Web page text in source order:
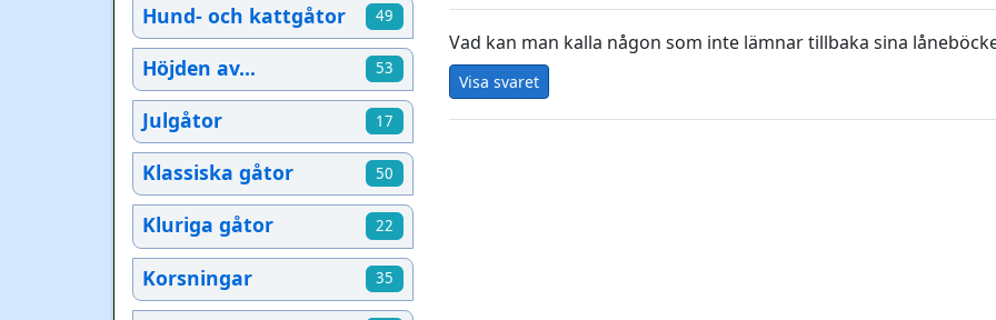
Hund- och kattgåtor 49
Höjden av... 53
Julgåtor 17
Klassiska gåtor 50
Kluriga gåtor 22
Korsningar 35
Vad kan man kalla någon som inte lämnar tillbaka sina
Visa svaret